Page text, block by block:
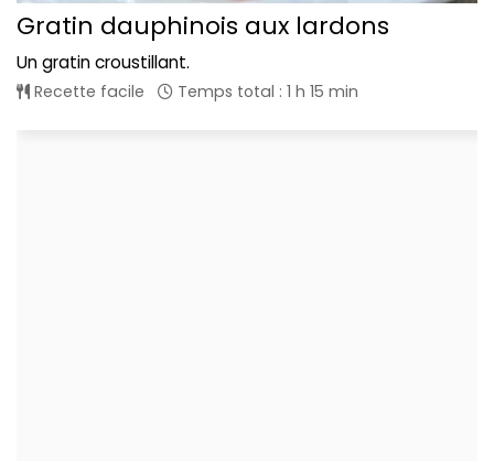
Gratin dauphinois aux lardons
Un gratin croustillant.
Recette facile Temps total : 1 h 15 min